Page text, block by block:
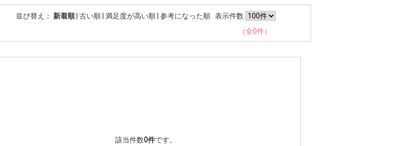
並び替え： 新着順 古い順 満足度が高い順 参考になった順 表示件数
（全0件）
該当件数0件です。